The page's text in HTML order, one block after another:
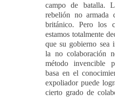
campo de batalla.
rebelión no armada
británico. Pero los
estamos totalmente
que su gobierno sea
la no colaboración
método invencible
basa en el
expoliador puede
cierto grado de